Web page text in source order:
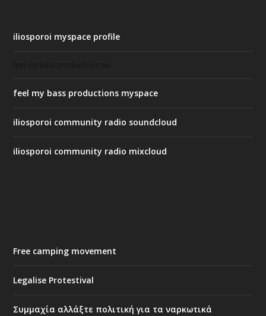
iliosporoi myspace profile
feel my bass productions myspace
iliosporoi community radio soundcloud
iliosporoi community radio mixcloud
Free camping movement
Legalise Protestival
Συμμαχία αλλάξτε πολιτική για τα ναρκωτικά